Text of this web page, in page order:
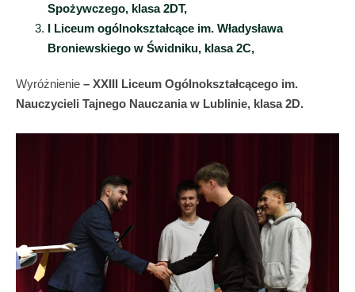
Spożywczego, klasa 2DT,
I Liceum ogólnokształcące im. Władysława
Broniewskiego w Świdniku, klasa 2C,
Wyróżnienie – XXIII Liceum Ogólnokształcącego im.
Nauczycieli Tajnego Nauczania w Lublinie, klasa 2D.